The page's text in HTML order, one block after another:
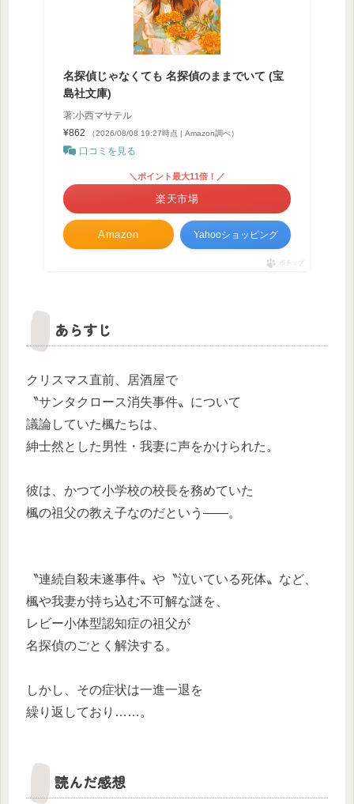
名探偵じゃなくても 名探偵のままでいて (宝
島社文庫)
著:小西マサテル
¥862
（2026/08/08 19:27時点 | Amazon調べ）
口コミを見る
Amazon
＼ポイント最大11倍！／
楽天市場
Yahooショッピング
ポチップ
あらすじ
クリスマス直前、居酒屋で
〝サンタクロース消失事件〟について
議論していた楓たちは、
紳士然とした男性・我妻に声をかけられた。
彼は、かつて小学校の校長を務めていた
楓の祖父の教え子なのだという――。
〝連続自殺未遂事件〟や〝泣いている死体〟など、
楓や我妻が持ち込む不可解な謎を、
レビー小体型認知症の祖父が
名探偵のごとく解決する。
しかし、その症状は一進一退を
繰り返しており……。
読んだ感想